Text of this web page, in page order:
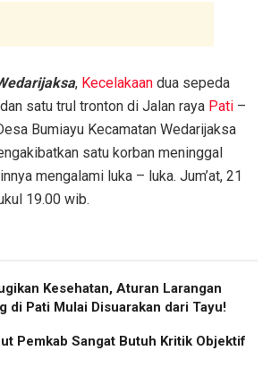
, Kecelakaan dua sepeda
satu trul tronton di Jalan raya Pati –
Bumiayu Kecamatan Wedarijaksa
satu korban meninggal
mengalami luka – luka. Jum’at, 21
19.00 wib.
Kesehatan, Aturan Larangan
di Pati Mulai Disuarakan dari Tayu!
Pemkab Sangat Butuh Kritik Objektif